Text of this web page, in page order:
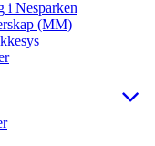
i Nesparken
(MM)